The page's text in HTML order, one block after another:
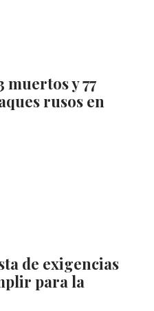
muertos y 77
rusos en
de exigencias
para la